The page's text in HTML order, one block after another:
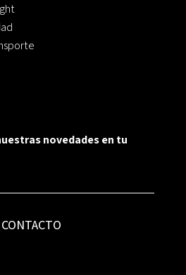
novedades en tu